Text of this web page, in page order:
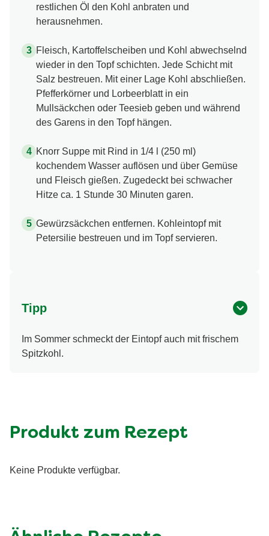
restlichen Öl den Kohl anbraten und
herausnehmen.
Fleisch, Kartoffelscheiben und Kohl abwechselnd
wieder in den Topf schichten. Jede Schicht mit
Salz bestreuen. Mit einer Lage Kohl abschließen.
Pfefferkörner und Lorbeerblatt in ein
Mullsäckchen oder Teesieb geben und während
des Garens in den Topf hängen.
Knorr Suppe mit Rind in 1/4 l (250 ml)
kochendem Wasser auflösen und über Gemüse
und Fleisch gießen. Zugedeckt bei schwacher
Hitze ca. 1 Stunde 30 Minuten garen.
Gewürzsäckchen entfernen. Kohleintopf mit
Petersilie bestreuen und im Topf servieren.
Tipp
Im Sommer schmeckt der Eintopf auch mit frischem
Spitzkohl.
Produkt zum Rezept
Keine Produkte verfügbar.